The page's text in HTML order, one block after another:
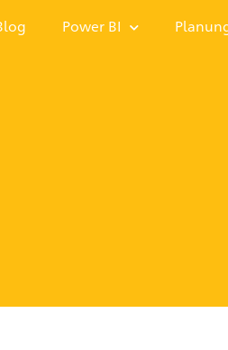
Power BI